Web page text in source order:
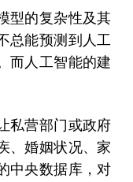
型的复杂性及其
总能预测到人工
而人工智能的建
私营部门或政府
、婚姻状况、家
中央数据库，对